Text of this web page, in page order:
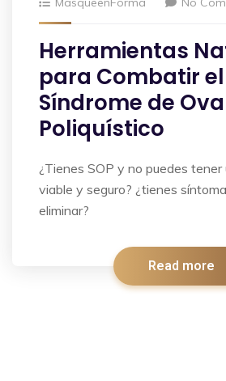
Herramientas
para Combatir el
Síndrome de
Poliquístico
¿Tienes SOP y no puedes tener
viable y seguro? ¿tienes
eliminar?
Read more